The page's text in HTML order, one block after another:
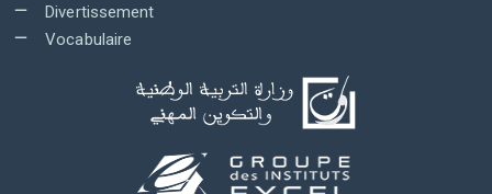
Divertissement
Vocabulaire